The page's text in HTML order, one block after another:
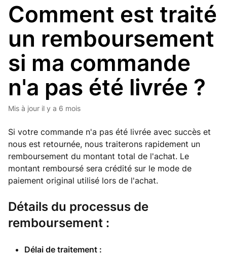
Comment est traité
un remboursement
si ma commande
n'a pas été livrée ?
Mis à jour il y a 6 mois
Si votre commande n'a pas été livrée avec succès et
nous est retournée, nous traiterons rapidement un
remboursement du montant total de l'achat. Le
montant remboursé sera crédité sur le mode de
paiement original utilisé lors de l'achat.
Détails du processus de
remboursement :
Délai de traitement :